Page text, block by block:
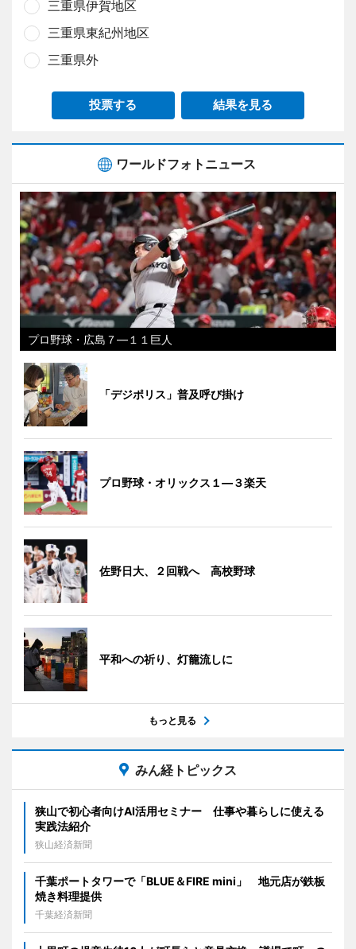
三重県伊賀地区
三重県東紀州地区
三重県外
投票する 結果を見る
ワールドフォトニュース
プロ野球・広島７―１１巨人
「デジポリス」普及呼び掛け
プロ野球・オリックス１―３楽天
佐野日大、２回戦へ 高校野球
平和への祈り、灯籠流しに
もっと見る
みん経トピックス
狭山で初心者向けAI活用セミナー 仕事や暮らしに使える
実践法紹介
狭山経済新聞
千葉ポートタワーで「BLUE＆FIRE mini」 地元店が鉄板
焼き料理提供
千葉経済新聞